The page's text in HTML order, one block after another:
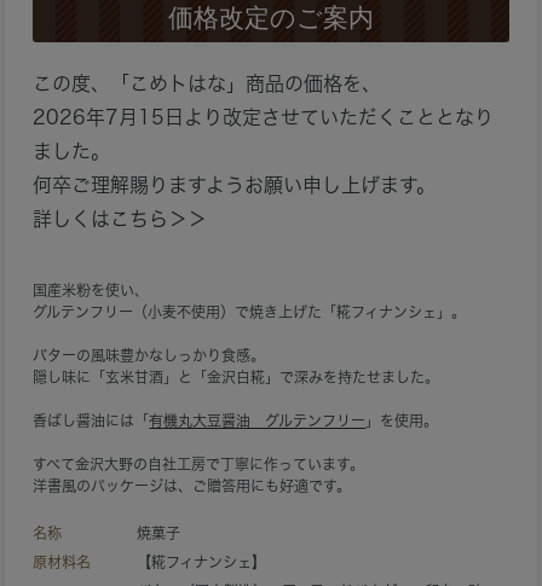
価格改定のご案内
この度、「こめトはな」商品の価格を、
2026年7月15日より改定させていただくこととなり
ました。
何卒ご理解賜りますようお願い申し上げます。
詳しくは こちら＞＞
国産米粉を使い、
グルテンフリー（小麦不使用）で焼き上げた「糀フィナンシェ」。
バターの風味豊かなしっかり食感。
隠し味に「玄米甘酒」と「金沢白糀」で深みを持たせました。
香ばし醤油には「有機丸大豆醤油 グルテンフリー 」を使用。
すべて金沢大野の自社工房で丁寧に作っています。
洋書風のパッケージは、ご贈答用にも好適です。
名称
焼菓子
原材料名
【糀フィナンシェ】